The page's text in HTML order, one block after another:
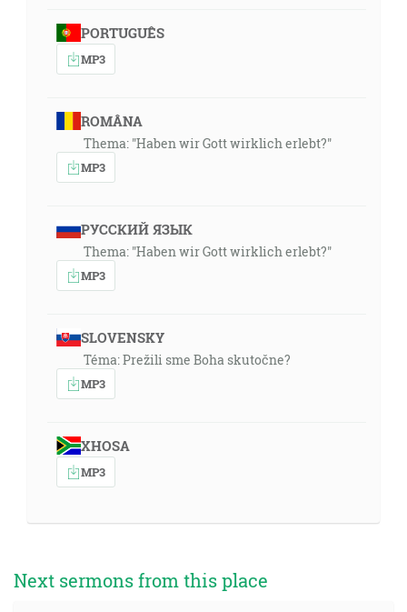
PORTUGUÊS
MP3
ROMÂNA
Thema: "Haben wir Gott wirklich erlebt?"
MP3
РУССКИЙ ЯЗЫК
Thema: "Haben wir Gott wirklich erlebt?"
MP3
SLOVENSKY
Téma: Prežili sme Boha skutočne?
MP3
XHOSA
MP3
Next sermons from this place